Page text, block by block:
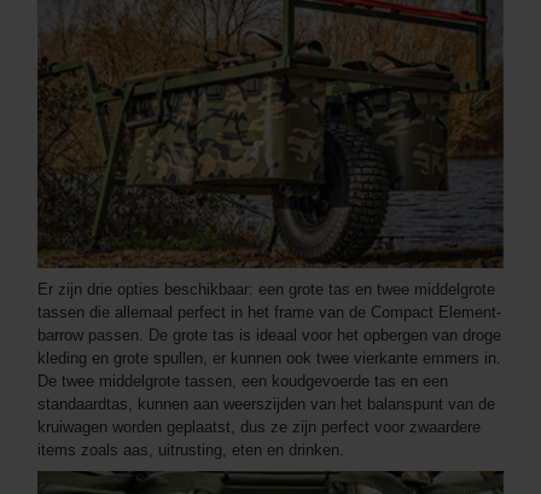
Er zijn drie opties beschikbaar: een grote tas en twee middelgrote
tassen die allemaal perfect in het frame van de Compact Element-
barrow passen. De grote tas is ideaal voor het opbergen van droge
kleding en grote spullen, er kunnen ook twee vierkante emmers in.
De twee middelgrote tassen, een koudgevoerde tas en een
standaardtas, kunnen aan weerszijden van het balanspunt van de
kruiwagen worden geplaatst, dus ze zijn perfect voor zwaardere
items zoals aas, uitrusting, eten en drinken.